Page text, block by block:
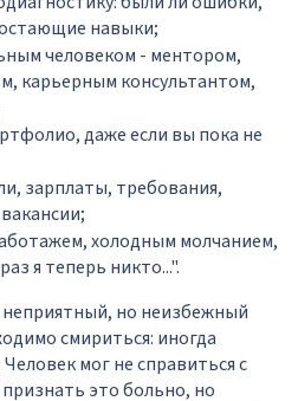
навыки;
человеком - ментором,
карьерным консультантом,
даже если вы пока не
зарплаты, требования,
холодным молчанием,
я теперь никто...".
но неизбежный
смириться: иногда
мог не справиться с
это больно, но